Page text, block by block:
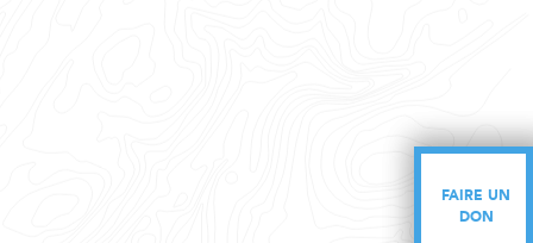
FAIRE UN
DON
FAIRE UN
DON